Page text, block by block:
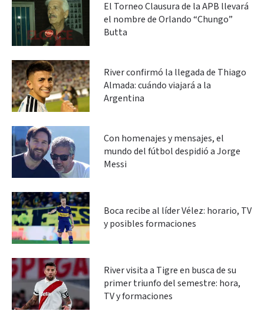
El Torneo Clausura de la APB llevará
el nombre de Orlando “Chungo”
Butta
River confirmó la llegada de Thiago
Almada: cuándo viajará a la
Argentina
Con homenajes y mensajes, el
mundo del fútbol despidió a Jorge
Messi
Boca recibe al líder Vélez: horario, TV
y posibles formaciones
River visita a Tigre en busca de su
primer triunfo del semestre: hora,
TV y formaciones